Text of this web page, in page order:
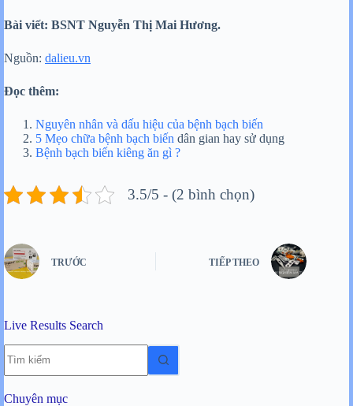
Bài viết: BSNT Nguyễn Thị Mai Hương.
Nguồn: dalieu.vn
Đọc thêm:
Nguyên nhân và dấu hiệu của bệnh bạch biến
5 Mẹo chữa bệnh bạch biến dân gian hay sử dụng
Bệnh bạch biến kiêng ăn gì ?
3.5/5 - (2 bình chọn)
TRƯỚC TIẾP THEO
Live Results Search
có
kết
quả
Chuyên mục